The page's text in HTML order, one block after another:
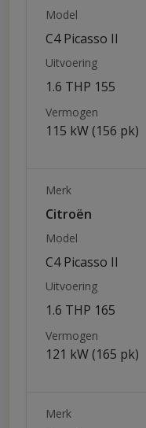
Model
C4 Picasso II
Uitvoering
1.6 THP 155
Vermogen
115 kW (156 pk)
Merk
Citroën
Model
C4 Picasso II
Uitvoering
1.6 THP 165
Vermogen
121 kW (165 pk)
Merk